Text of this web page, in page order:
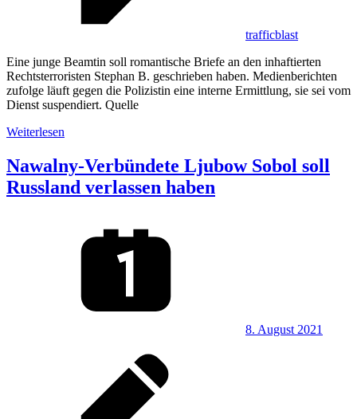
trafficblast
Eine junge Beamtin soll romantische Briefe an den inhaftierten
Rechtsterroristen Stephan B. geschrieben haben. Medienberichten
zufolge läuft gegen die Polizistin eine interne Ermittlung, sie sei vom
Dienst suspendiert. Quelle
Weiterlesen
Nawalny-Verbündete Ljubow Sobol soll
Russland verlassen haben
8. August 2021